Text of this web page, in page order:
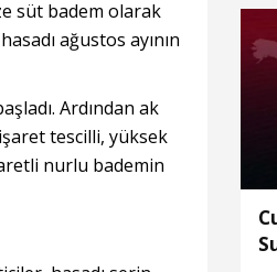
süt badem olarak
ağustos ayının
Ardından ak
tescilli, yüksek
nurlu bademin